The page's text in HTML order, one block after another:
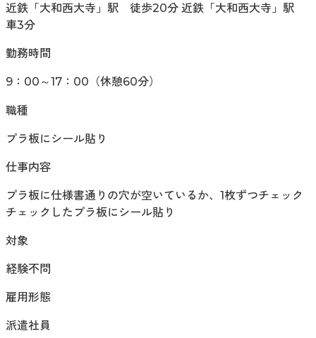
近鉄「大和西大寺」駅 徒歩20分 近鉄「大和西大寺」駅
車3分
勤務時間
9：00～17：00（休憩60分）
職種
プラ板にシール貼り
仕事内容
プラ板に仕様書通りの穴が空いているか、1枚ずつチェック
チェックしたプラ板にシール貼り
対象
経験不問
雇用形態
派遣社員